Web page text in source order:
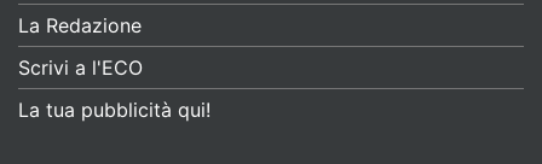
La Redazione
Scrivi a l'ECO
La tua pubblicità qui!